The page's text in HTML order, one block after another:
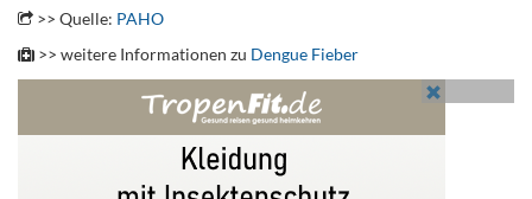
>> Quelle: PAHO
>> weitere Informationen zu Dengue Fieber